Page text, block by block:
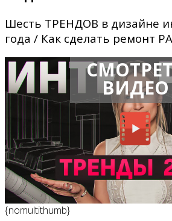
Шесть ТРЕНДОВ в дизайне
года / Как сделать ремонт
ВИДЕО
{nomultithumb}